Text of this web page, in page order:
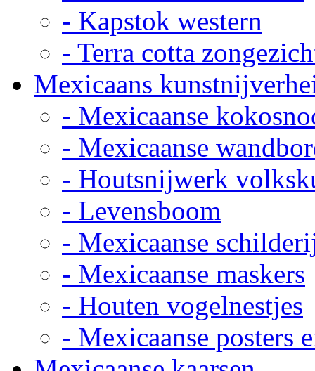
- Kapstok western
- Terra cotta
Mexicaans
- Mexicaanse
- Mexicaanse
- Houtsnijwerk
- Levensboom
- Mexicaanse
- Mexicaanse maskers
- Houten vogelnestjes
- Mexicaanse posters